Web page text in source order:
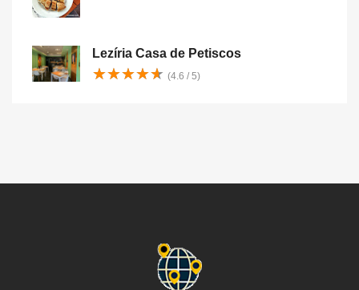
Lezíria Casa de Petiscos
★★★★★
★★★★★ (4.6 / 5)